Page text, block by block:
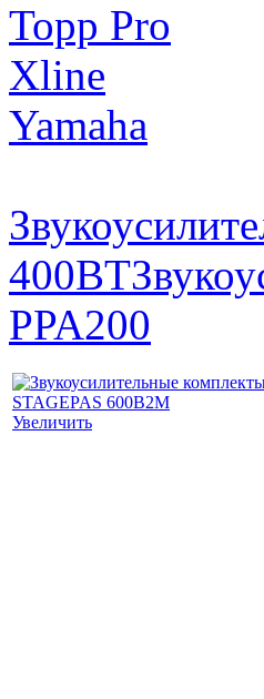
Topp Pro
Xline
Yamaha
400BT
PPA200
Увеличить